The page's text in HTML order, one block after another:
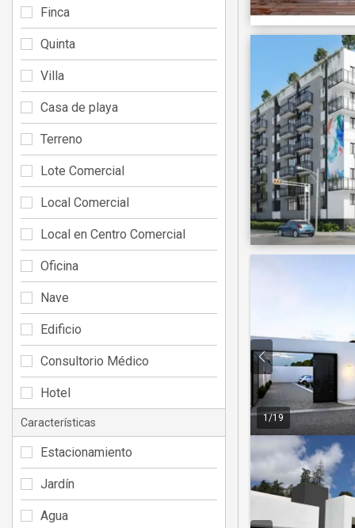
1/19
Finca
Quinta
Villa
Casa de playa
Terreno
Lote Comercial
Local Comercial
Local en Centro Comercial
Oficina
Nave
Edificio
Consultorio Médico
Hotel
Características
Estacionamiento
Jardín
Agua